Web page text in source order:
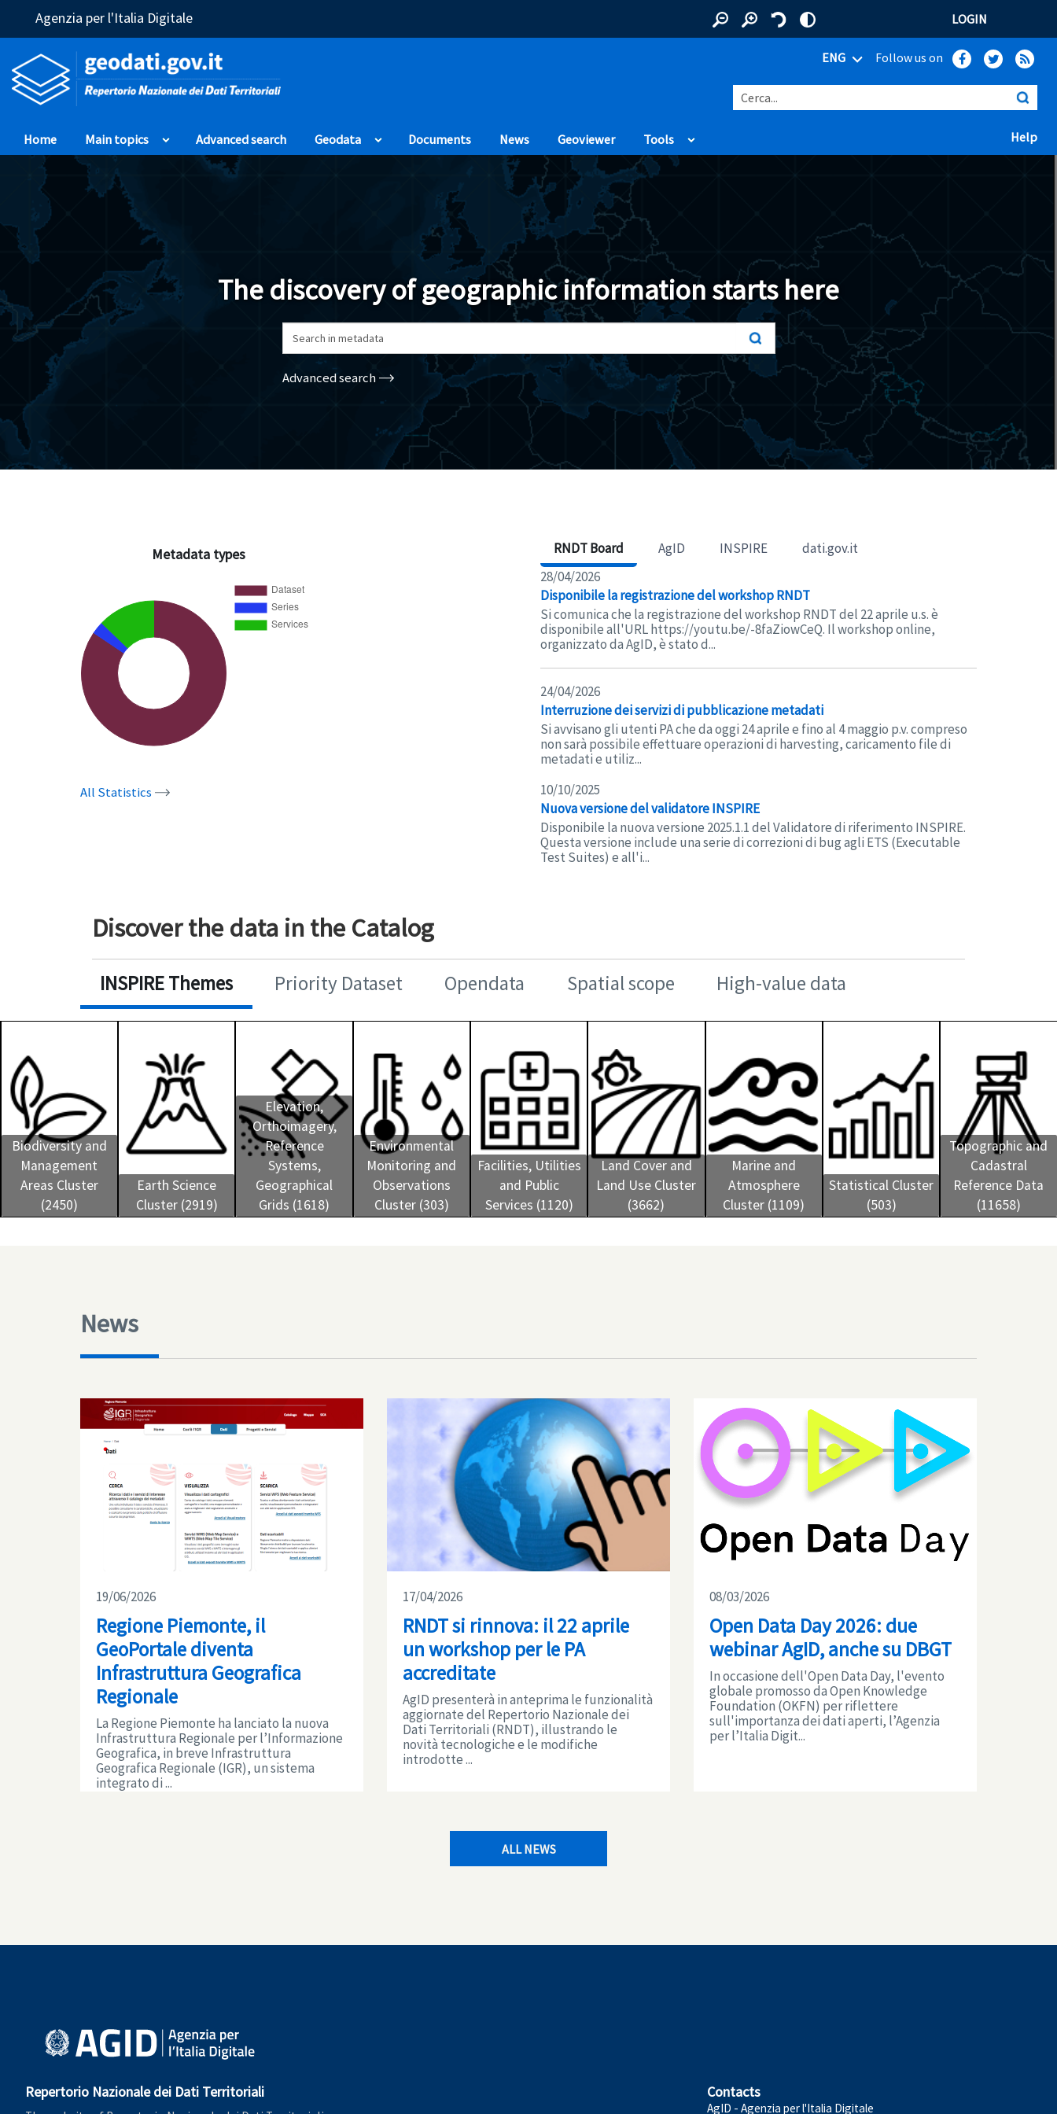
Agenzia per l'Italia Digitale(Opens in a new window) LOGIN
ENG Follow us on
Cerca...
Home Main topics Advanced search Geodata Documents News Geoviewer(Opens in a new window)
Tools Help
The discovery of geographic information starts here
Advanced search
All Statistics
RNDT Board AgID INSPIRE
dati.gov.it
28/04/2026
Disponibile la registrazione del workshop RNDT
Si comunica che la registrazione del workshop RNDT del 22 aprile u.s. è
disponibile all'URL https://youtu.be/-8faZiowCeQ. Il workshop online,
organizzato da AgID, è stato d...
24/04/2026
Interruzione dei servizi di pubblicazione metadati
Si avvisano gli utenti PA che da oggi 24 aprile e fino al 4 maggio p.v. compreso
non sarà possibile effettuare operazioni di harvesting, caricamento file di
metadati e utiliz...
10/10/2025
Nuova versione del validatore INSPIRE
Disponibile la nuova versione 2025.1.1 del Validatore di riferimento INSPIRE.
Questa versione include una serie di correzioni di bug agli ETS (Executable
Test Suites) e all'i...
Discover the data in the Catalog
INSPIRE Themes Priority Dataset Opendata Spatial scope High-value data
Biodiversity and
Management
Areas Cluster
(2450)
Earth Science
Cluster (2919)
Elevation,
Orthoimagery,
Reference
Systems,
Geographical
Grids (1618)
Environmental
Monitoring and
Observations
Cluster (303)
Facilities, Utilities
and Public
Services (1120)
Land Cover and
Land Use Cluster
(3662)
Marine and
Atmosphere
Cluster (1109)
Statistical Cluster
(503)
Topographic and
Cadastral
Reference Data
(11658)
News
19/06/2026
Regione Piemonte, il
GeoPortale diventa
Infrastruttura Geografica
Regionale
La Regione Piemonte ha lanciato la nuova
Infrastruttura Regionale per l’Informazione
Geografica, in breve Infrastruttura
Geografica Regionale (IGR), un sistema
integrato di ...
17/04/2026
RNDT si rinnova: il 22 aprile
un workshop per le PA
accreditate
AgID presenterà in anteprima le funzionalità
aggiornate del Repertorio Nazionale dei
Dati Territoriali (RNDT), illustrando le
novità tecnologiche e le modifiche
introdotte ...
08/03/2026
Open Data Day 2026: due
webinar AgID, anche su DBGT
In occasione dell'Open Data Day, l'evento
globale promosso da Open Knowledge
Foundation (OKFN) per riflettere
sull'importanza dei dati aperti, l’Agenzia
per l’Italia Digit...
ALL NEWS
Repertorio Nazionale dei Dati Territoriali Contacts
AgID - Agenzia per l'Italia Digitale